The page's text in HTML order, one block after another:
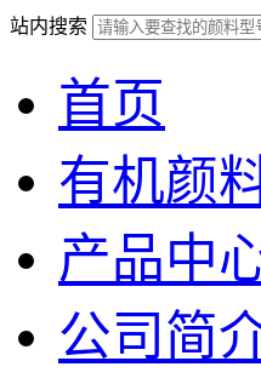
站内搜索
首页
有机颜
产品中
公司简